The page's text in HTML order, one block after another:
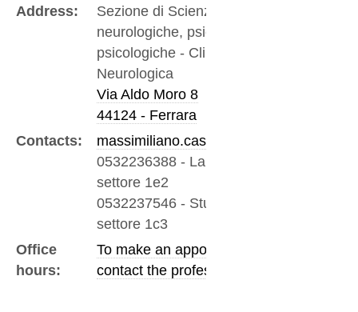
Address:
Sezione di Scienze
neurologiche, psichiatriche e
psicologiche - Clinica
Neurologica
Via Aldo Moro 8
44124 - Ferrara
Contacts:
massimiliano.castellazzi@unife.it
0532236388 - Laboratorio cona
settore 1e2
0532237546 - Studio cona
settore 1c3
Office
hours:
To make an appointment please
contact the professor